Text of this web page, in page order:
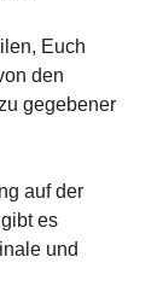
Euch
den
gegebener
auf der
es
und